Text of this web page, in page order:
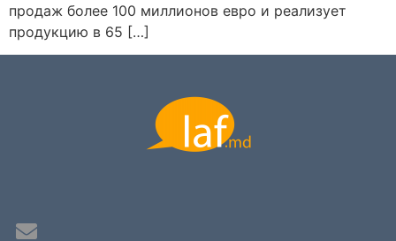
продаж более 100 миллионов евро и реализует
продукцию в 65 […]